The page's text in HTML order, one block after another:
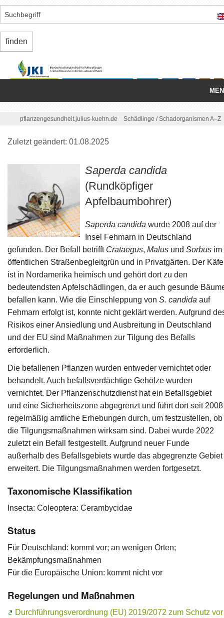
Binnenmarkt
Regelungen/Standards
Ansprechpersonen
pflanzengesundheit.julius-kuehn.de Schädlinge /Schadorganismen A–Z
Zuletzt geändert: 01.08.2025
Saperda candida
(Rundköpfiger
Apfelbaumbohrer)
Saperda candida wurde 2008 auf der
Insel Fehmarn in Deutschland
gefunden. Der Befall betrifft Crataegus, Malus und Sorbus im
öffentlichen Straßenbegleitgrün und in Privatgärten. Der
ist in Nordamerika heimisch und gehört dort zu den
bedeutendsten Apfelschädlingen, da er auch gesunde
befallen kann. Wie die Einschleppung von S. candida auf
Fehmarn erfolgt ist, konnte nicht geklärt werden. Aufgrund
Risikos einer Ansiedlung und Ausbreitung in Deutschland
und der EU sind Maßnahmen zur Tilgung des Befalls
erforderlich.
Die befallenen Pflanzen wurden entweder vernichtet oder
behandelt. Auch befallsverdächtige Gehölze wurden
vernichtet. Der Pflanzenschutzdienst hat ein Befallsgebiet
und eine Sicherheitszone abgegrenzt und führt dort seit 2008
regelmäßig amtliche Erhebungen durch, um festzustellen, ob
die Tilgungsmaßnahmen wirksam sind. Dabei wurde 2022
zuletzt ein Befall festgestellt. Aufgrund neuer Funde
außerhalb des Befallsgebiets wurde das abgegrenzte Gebiet
erweitert. Die Tilgungsmaßnahmen werden fortgesetzt.
Taxonomische Klassifikation
Insecta: Coleoptera: Cerambycidae
Status
Für Deutschland: kommt vor; an wenigen Orten;
Bekämpfungsmaßnahmen
Für die Europäische Union: kommt nicht vor
Regelungen und Maßnahmen
Durchführungsverordnung (EU) 2019/2072 zum Schutz vor